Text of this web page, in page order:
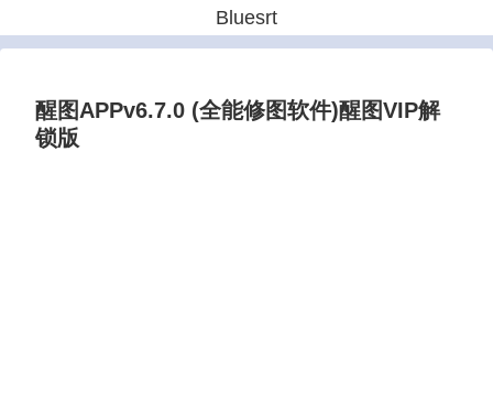
Bluesrt
醒图APPv6.7.0 (全能修图软件)醒图VIP解
锁版